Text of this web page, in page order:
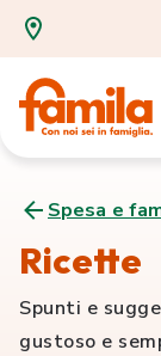
Spesa e
Ricette
Spunti e
gustoso e